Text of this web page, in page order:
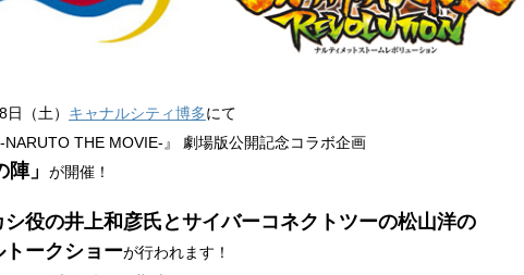
（土） キャナルシティ博多にて
-NARUTO THE MOVIE-』 劇場版公開記念コラボ企画
陣」 が開催！
シ役の井上和彦氏とサイバーコネクトツーの松山洋の
トークショーが行われます！